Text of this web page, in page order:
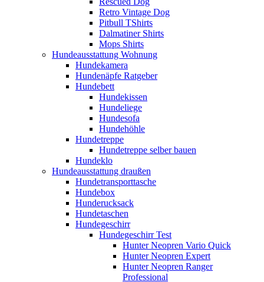
Retro Vintage Dog
Pitbull TShirts
Dalmatiner Shirts
Mops Shirts
Hundeausstattung Wohnung
Hundekamera
Hundenäpfe Ratgeber
Hundebett
Hundekissen
Hundeliege
Hundesofa
Hundehöhle
Hundetreppe
Hundetreppe selber bauen
Hundeklo
Hundeausstattung draußen
Hundetransporttasche
Hundebox
Hunderucksack
Hundetaschen
Hundegeschirr
Hundegeschirr Test
Hunter Neopren Vario Quick
Hunter Neopren Expert
Hunter Neopren Ranger
Professional